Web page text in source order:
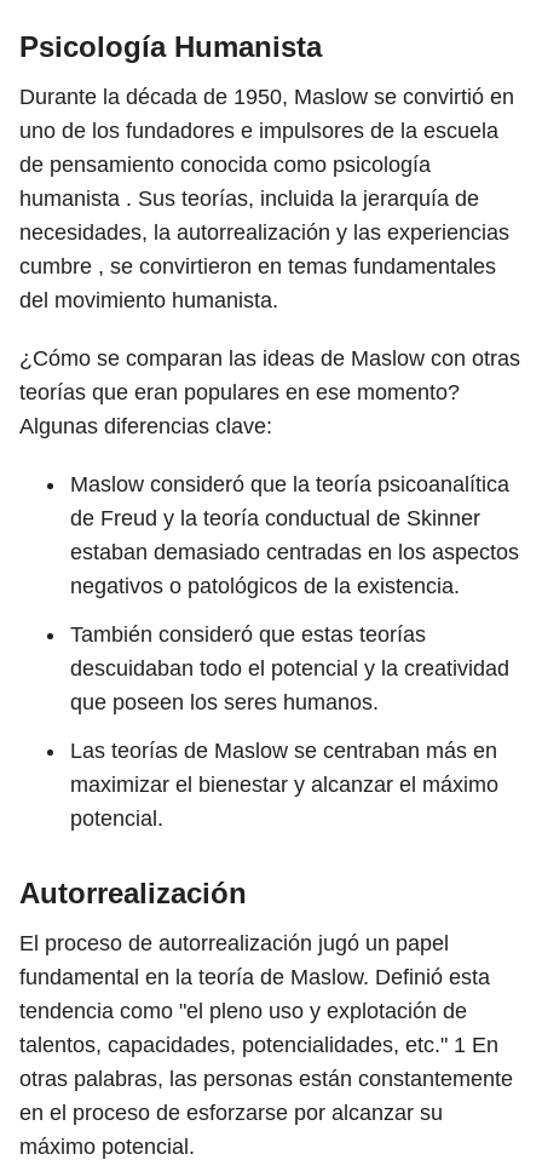
Psicología Humanista
Durante la década de 1950, Maslow se convirtió en
uno de los fundadores e impulsores de la escuela
de pensamiento conocida como psicología
humanista . Sus teorías, incluida la jerarquía de
necesidades, la autorrealización y las experiencias
cumbre , se convirtieron en temas fundamentales
del movimiento humanista.
¿Cómo se comparan las ideas de Maslow con otras
teorías que eran populares en ese momento?
Algunas diferencias clave:
Maslow consideró que la teoría psicoanalítica
de Freud y la teoría conductual de Skinner
estaban demasiado centradas en los aspectos
negativos o patológicos de la existencia.
También consideró que estas teorías
descuidaban todo el potencial y la creatividad
que poseen los seres humanos.
Las teorías de Maslow se centraban más en
maximizar el bienestar y alcanzar el máximo
potencial.
Autorrealización
El proceso de autorrealización jugó un papel
fundamental en la teoría de Maslow. Definió esta
tendencia como "el pleno uso y explotación de
talentos, capacidades, potencialidades, etc." 1 En
otras palabras, las personas están constantemente
en el proceso de esforzarse por alcanzar su
máximo potencial.